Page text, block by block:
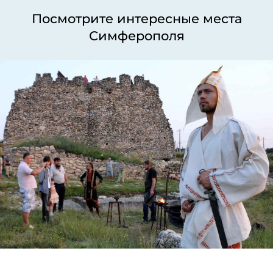
Посмотрите интересные места
Симферополя